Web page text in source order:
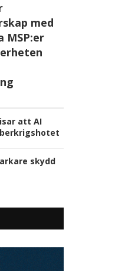
med
MSP:er
att AI
skydd